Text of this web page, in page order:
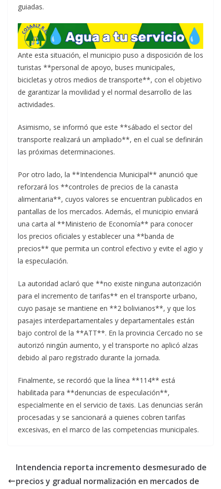
guiadas.
Ante esta situación, el municipio puso a disposición de los
turistas **personal de apoyo, buses municipales,
bicicletas y otros medios de transporte**, con el objetivo
de garantizar la movilidad y el normal desarrollo de las
actividades.
Asimismo, se informó que este **sábado el sector del
transporte realizará un ampliado**, en el cual se definirán
las próximas determinaciones.
Por otro lado, la **Intendencia Municipal** anunció que
reforzará los **controles de precios de la canasta
alimentaria**, cuyos valores se encuentran publicados en
pantallas de los mercados. Además, el municipio enviará
una carta al **Ministerio de Economía** para conocer
los precios oficiales y establecer una **banda de
precios** que permita un control efectivo y evite el agio y
la especulación.
La autoridad aclaró que **no existe ninguna autorización
para el incremento de tarifas** en el transporte urbano,
cuyo pasaje se mantiene en **2 bolivianos**, y que los
pasajes interdepartamentales y departamentales están
bajo control de la **ATT**. En la provincia Cercado no se
autorizó ningún aumento, y el transporte no aplicó alzas
debido al paro registrado durante la jornada.
Finalmente, se recordó que la línea **114** está
habilitada para **denuncias de especulación**,
especialmente en el servicio de taxis. Las denuncias serán
procesadas y se sancionará a quienes cobren tarifas
excesivas, en el marco de las competencias municipales.
Intendencia reporta incremento desmesurado de
precios y gradual normalización en mercados de